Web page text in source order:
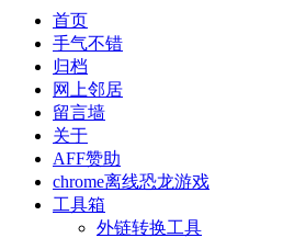
首页
手气不错
归档
网上邻居
留言墙
关于
AFF赞助
chrome离线恐龙游戏
工具箱
外链转换工具